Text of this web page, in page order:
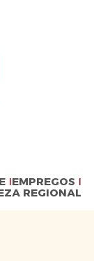
EMPREGOS
REGIONAL